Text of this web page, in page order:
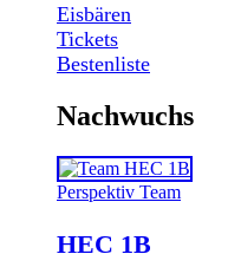
Eisbären
Tickets
Bestenliste
Nachwuchs
Perspektiv Team
HEC 1B